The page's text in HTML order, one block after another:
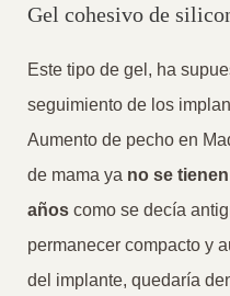
Gel cohesivo de
Este tipo de gel, ha
seguimiento de los
Aumento de pecho en
de mama ya no se
años como se decía
permanecer compacto y
del implante, quedaría